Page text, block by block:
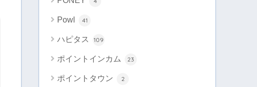
Powl 41
ハピタス 109
ポイントインカム 23
ポイントタウン 2